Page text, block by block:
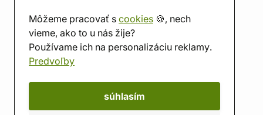
Môžeme pracovať s cookies 🍪, nech
vieme, ako to u nás žije?
Používame ich na personalizáciu reklamy.
Predvoľby
súhlasím
Predajňa
Herňa
O nás
Hodnotenie obchodu